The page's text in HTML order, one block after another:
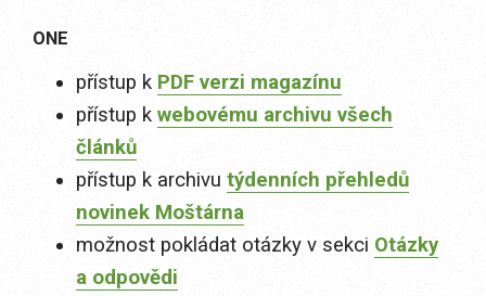
ONE
přístup k PDF verzi magazínu
přístup k webovému archivu všech
článků
přístup k archivu týdenních přehledů
novinek Moštárna
možnost pokládat otázky v sekci Otázky
a odpovědi